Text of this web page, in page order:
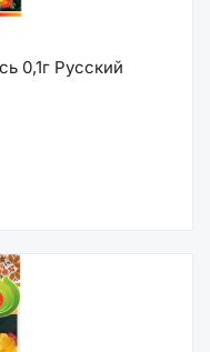
0,1г Русский